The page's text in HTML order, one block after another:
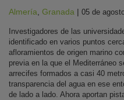
Almería Granada | 05 de
Investigadores de las
identificado en varios puntos
afloramientos de origen marino
previa en la que el Mediterráneo
arrecifes formados a casi 40
transparencia del agua en ese
de lado a lado. Ahora aportan